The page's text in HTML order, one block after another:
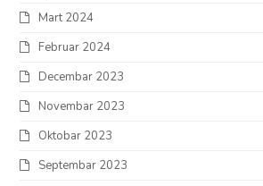
Mart 2024
Februar 2024
Decembar 2023
Novembar 2023
Oktobar 2023
Septembar 2023